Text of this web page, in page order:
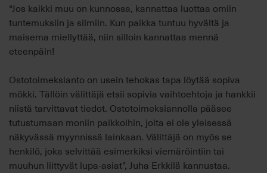
“Jos kaikki muu on kunnossa, kannattaa luottaa omiin
tuntemuksiin ja silmiin. Kun paikka tuntuu hyvältä ja
maisema miellyttää, niin silloin kannattaa mennä
eteenpäin!
Ostotoimeksianto on usein tehokas tapa löytää sopiva
mökki. Tällöin välittäjä etsii sopivia vaihtoehtoja ja hankkii
niistä tarvittavat tiedot. Ostotoimeksiannolla pääsee
tutustumaan moniin paikkoihin, joita ei ole yleisessä
näkyvässä myynnissä lainkaan. Välittäjä on myös se
henkilö, joka selvittää esimerkiksi viemäröintiin tai
muuhun liittyvät lupa-asiat”, Juha Erkkilä kannustaa.